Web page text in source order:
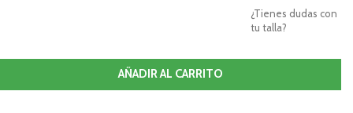
¿Tienes dudas con
tu talla?
AÑADIR AL CARRITO